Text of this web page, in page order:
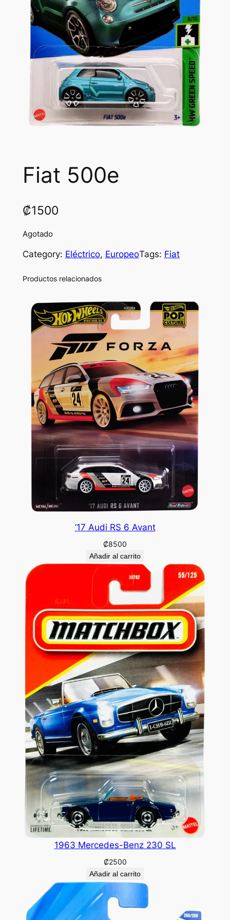
Fiat 500e
₡1500
Agotado
Category: Eléctrico, EuropeoTags: Fiat
Productos relacionados
’17 Audi RS 6 Avant
₡8500
Añadir al carrito
1963 Mercedes-Benz 230 SL
₡2500
Añadir al carrito